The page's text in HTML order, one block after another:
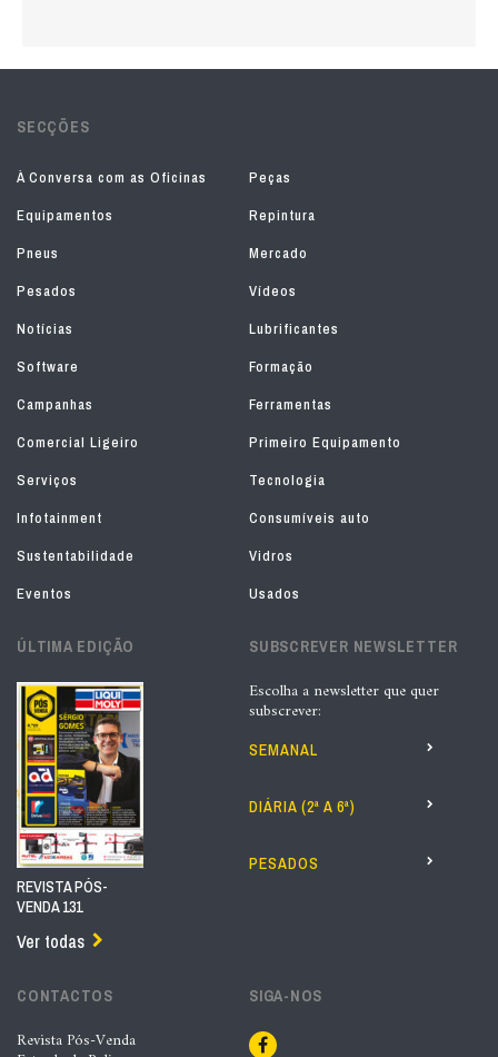
SECÇÕES
À Conversa com as Oficinas
Peças
Equipamentos
Repintura
Pneus
Mercado
Pesados
Vídeos
Notícias
Lubrificantes
Software
Formação
Campanhas
Ferramentas
Comercial Ligeiro
Primeiro Equipamento
Serviços
Tecnologia
Infotainment
Consumíveis auto
Sustentabilidade
Vidros
Eventos
Usados
ÚLTIMA EDIÇÃO
REVISTA PÓS-
VENDA 131
Ver todas
SUBSCREVER NEWSLETTER
Escolha a newsletter que quer
subscrever:
SEMANAL
DIÁRIA (2ª A 6ª)
PESADOS
CONTACTOS
Revista Pós-Venda
SIGA-NOS